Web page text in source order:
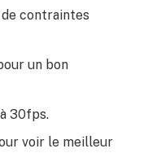
de contraintes
un bon
30fps.
voir le meilleur